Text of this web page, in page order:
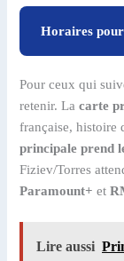
Horaires
Pour ceux qui
retenir. Lacarte
française, histoire
principale prend
Fiziev/Torres
Paramount+ et
Lire aussi